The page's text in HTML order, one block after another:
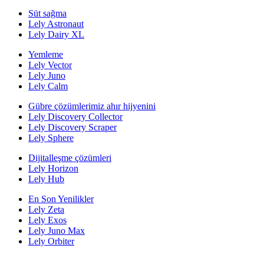
Süt sağma
Lely Astronaut
Lely Dairy XL
Yemleme
Lely Vector
Lely Juno
Lely Calm
Gübre çözümlerimiz ahır hijyenini
Lely Discovery Collector
Lely Discovery Scraper
Lely Sphere
Dijitalleşme çözümleri
Lely Horizon
Lely Hub
En Son Yenilikler
Lely Zeta
Lely Exos
Lely Juno Max
Lely Orbiter